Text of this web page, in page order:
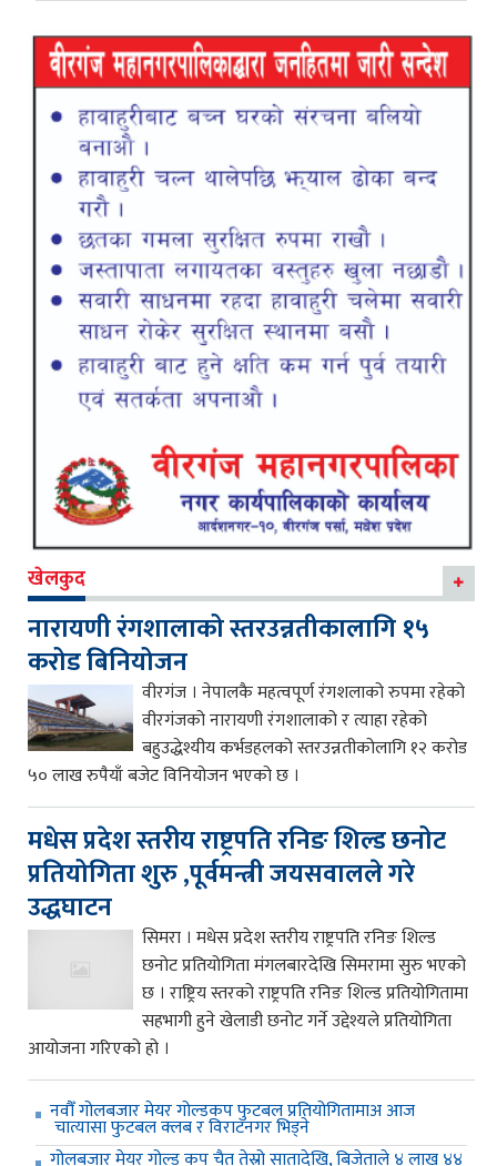
खेलकुद
नारायणी रंगशालाको स्तरउन्नतीकालागि १५
करोड बिनियोजन
वीरगंज । नेपालकै महत्वपूर्ण रंगशलाको रुपमा रहेको
वीरगंजको नारायणी रंगशालाको र त्याहा रहेको
बहुउद्धेश्यीय कर्भडहलको स्तरउन्नतीकोलागि १२ करोड
५० लाख रुपैयाँ बजेट विनियोजन भएको छ ।
मधेस प्रदेश स्तरीय राष्ट्रपति रनिङ शिल्ड छनोट
प्रतियोगिता शुरु ,पूर्वमन्त्री जयसवालले गरे
उद्धघाटन
सिमरा । मधेस प्रदेश स्तरीय राष्ट्रपति रनिङ शिल्ड
छनोट प्रतियोगिता मंगलबारदेखि सिमरामा सुरु भएको
छ । राष्ट्रिय स्तरको राष्ट्रपति रनिङ शिल्ड प्रतियोगितामा
सहभागी हुने खेलाडी छनोट गर्ने उद्देश्यले प्रतियोगिता
आयोजना गरिएको हो ।
नवौँ गोलबजार मेयर गोल्डकप फुटबल प्रतियोगितामाअ आज
चात्यासा फुटबल क्लब र विराटनगर भिड्ने